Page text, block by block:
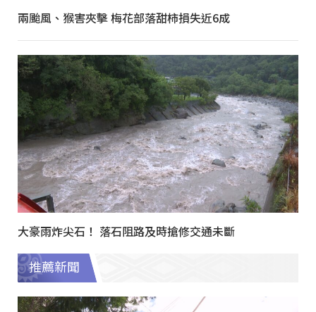
兩颱風、猴害夾擊 梅花部落甜柿損失近6成
大豪雨炸尖石！ 落石阻路及時搶修交通未斷
推薦新聞